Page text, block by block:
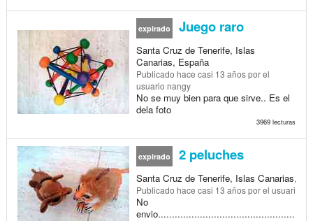
expirado Juego raro
Santa Cruz de Tenerife, Islas
Canarias, España
Publicado hace casi 13 añospor el
usuario nangy
No se muy bien para que sirve.. Es el
dela foto
3969 lecturas
expirado 2 peluches
Santa Cruz de Tenerife, Islas Canarias,
Publicado hace casi 13 añospor el usuario
No